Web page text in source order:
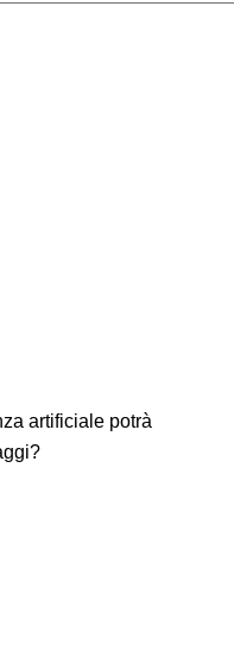
artificiale potrà